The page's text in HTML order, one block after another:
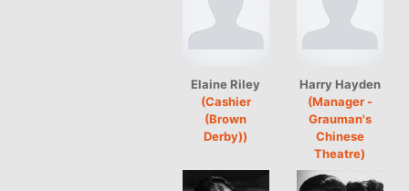
Elaine Riley
(Cashier
(Brown
Derby))
Harry Hayden
(Manager -
Grauman's
Chinese
Theatre)